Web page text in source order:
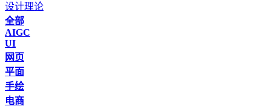
设计理论
全部
AIGC
UI
网页
平面
手绘
电商